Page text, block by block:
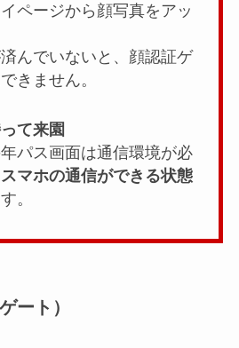
ページから顔写真をアッ
んでいないと、顔認証ゲ
きません。
て来園
パス画面は通信環境が必
スマホの通信ができる状態
。
ート）